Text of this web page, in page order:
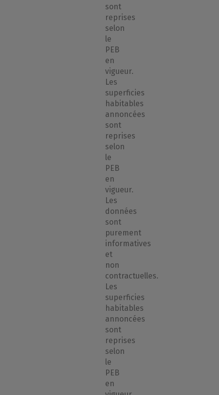
sont
reprises
selon
le
PEB
en
vigueur.
Les
superficies
habitables
annoncées
sont
reprises
selon
le
PEB
en
vigueur.
Les
données
sont
purement
informatives
et
non
contractuelles.
Les
superficies
habitables
annoncées
sont
reprises
selon
le
PEB
en